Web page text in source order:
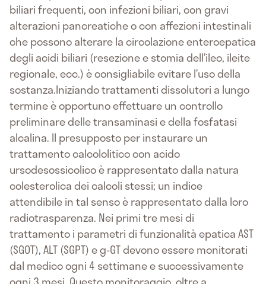
biliari frequenti, con infezioni biliari, con gravi
alterazioni pancreatiche o con affezioni intestinali
che possono alterare la circolazione enteroepatica
degli acidi biliari (resezione e stomia dell’ileo, ileite
regionale, ecc.) è consigliabile evitare l’uso della
sostanza.Iniziando trattamenti dissolutori a lungo
termine è opportuno effettuare un controllo
preliminare delle transaminasi e della fosfatasi
alcalina. Il presupposto per instaurare un
trattamento calcololitico con acido
ursodesossicolico è rappresentato dalla natura
colesterolica dei calcoli stessi; un indice
attendibile in tal senso è rappresentato dalla loro
radiotrasparenza. Nei primi tre mesi di
trattamento i parametri di funzionalità epatica AST
(SGOT), ALT (SGPT) e g-GT devono essere monitorati
dal medico ogni 4 settimane e successivamente